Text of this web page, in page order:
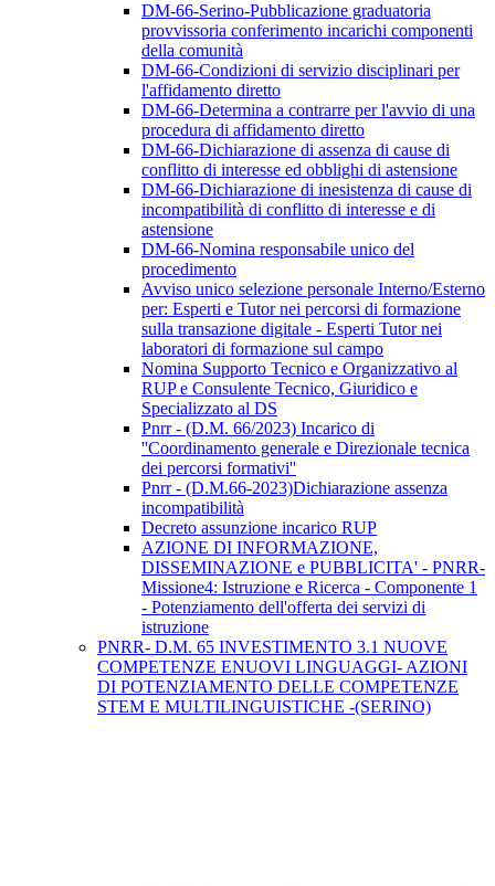
DM-66-Serino-Pubblicazione graduatoria
provvissoria conferimento incarichi componenti
della comunità
DM-66-Condizioni di servizio disciplinari per
l'affidamento diretto
DM-66-Determina a contrarre per l'avvio di una
procedura di affidamento diretto
DM-66-Dichiarazione di assenza di cause di
conflitto di interesse ed obblighi di astensione
DM-66-Dichiarazione di inesistenza di cause di
incompatibilità di conflitto di interesse e di
astensione
DM-66-Nomina responsabile unico del
procedimento
Avviso unico selezione personale Interno/Esterno
per: Esperti e Tutor nei percorsi di formazione
sulla transazione digitale - Esperti Tutor nei
laboratori di formazione sul campo
Nomina Supporto Tecnico e Organizzativo al
RUP e Consulente Tecnico, Giuridico e
Specializzato al DS
Pnrr - (D.M. 66/2023) Incarico di
''Coordinamento generale e Direzionale tecnica
dei percorsi formativi''
Pnrr - (D.M.66-2023)Dichiarazione assenza
incompatibilità
Decreto assunzione incarico RUP
AZIONE DI INFORMAZIONE,
DISSEMINAZIONE e PUBBLICITA' - PNRR-
Missione4: Istruzione e Ricerca - Componente 1
- Potenziamento dell'offerta dei servizi di
istruzione
PNRR- D.M. 65 INVESTIMENTO 3.1 NUOVE
COMPETENZE ENUOVI LINGUAGGI- AZIONI
DI POTENZIAMENTO DELLE COMPETENZE
STEM E MULTILINGUISTICHE -(SERINO)